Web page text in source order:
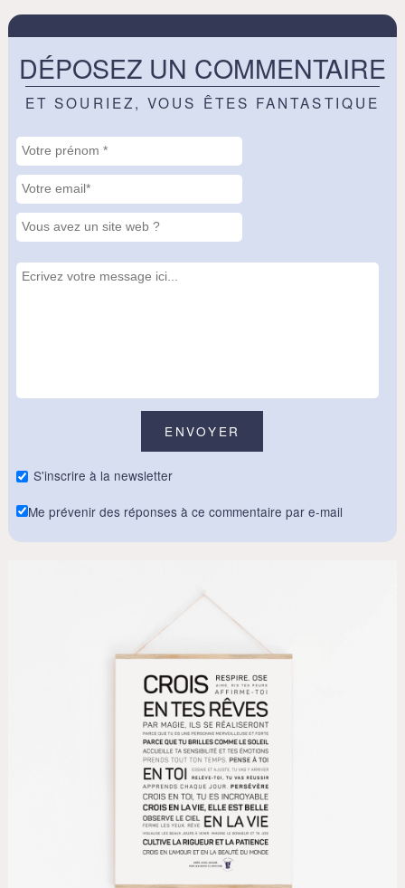
DÉPOSEZ UN COMMENTAIRE
ET SOURIEZ, VOUS ÊTES FANTASTIQUE
S'inscrire à la newsletter
Me prévenir des réponses à ce commentaire par e-mail